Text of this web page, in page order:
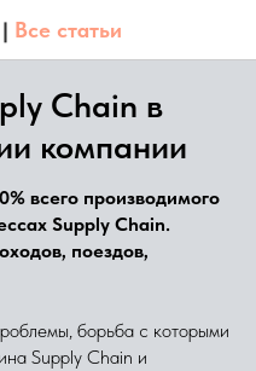
| Все статьи
Chain в
компании
всего производимого
Supply Chain.
поездов,
борьба с которыми
Supply Chain и